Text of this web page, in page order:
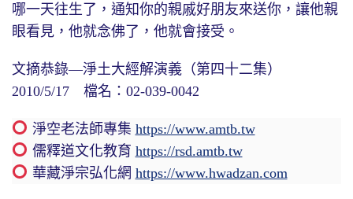
哪一天往生了，通知你的親戚好朋友來送你，讓他親
眼看見，他就念佛了，他就會接受。
文摘恭錄—淨土大經解演義（第四十二集）
2010/5/17 檔名：02-039-0042
淨空老法師專集 https://www.amtb.tw
儒釋道文化教育 https://rsd.amtb.tw
華藏淨宗弘化網 https://www.hwadzan.com